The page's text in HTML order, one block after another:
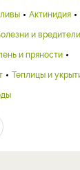
Актинидия
и вредители
и пряности
Теплицы и